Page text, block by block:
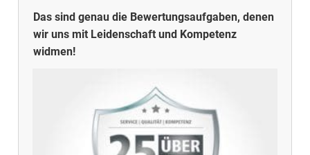
Das sind genau die Bewertungsaufgaben, denen
wir uns mit Leidenschaft und Kompetenz
widmen!